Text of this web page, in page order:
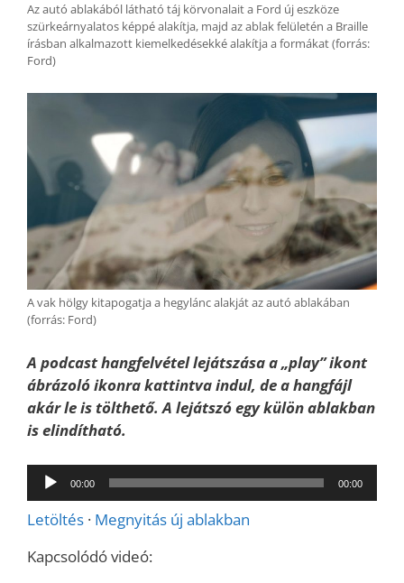
Az autó ablakából látható táj körvonalait a Ford új eszköze
szürkeárnyalatos képpé alakítja, majd az ablak felületén a Braille
írásban alkalmazott kiemelkedésekké alakítja a formákat (forrás:
Ford)
A vak hölgy kitapogatja a hegylánc alakját az autó ablakában
(forrás: Ford)
A podcast hangfelvétel lejátszása a „play” ikont
ábrázoló ikonra kattintva indul, de a hangfájl
akár le is tölthető. A lejátszó egy külön ablakban
is elindítható.
Audió
lejátszó
00:00 00:00
Letöltés · Megnyitás új ablakban
Kapcsolódó videó: